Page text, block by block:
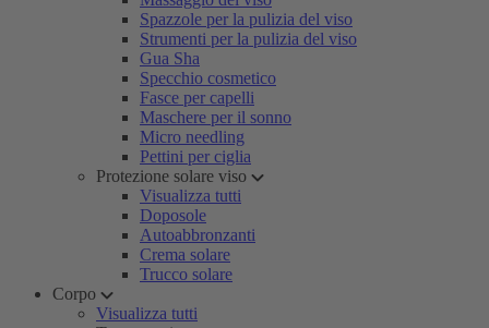
Spazzole per la pulizia del viso
Strumenti per la pulizia del viso
Gua Sha
Specchio cosmetico
Fasce per capelli
Maschere per il sonno
Micro needling
Pettini per ciglia
Protezione solare viso
Visualizza tutti
Doposole
Autoabbronzanti
Crema solare
Trucco solare
Corpo
Visualizza tutti